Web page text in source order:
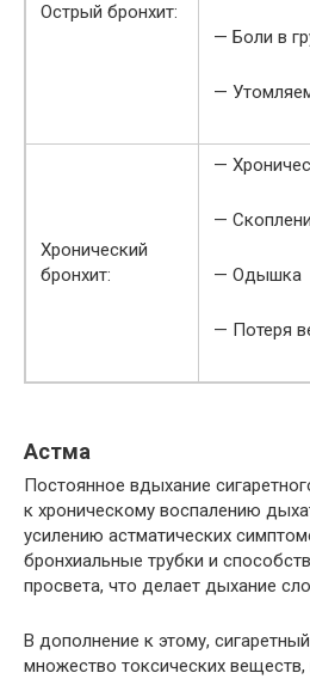
Острый бронхит:
— Боли в
—
Хронический
бронхит:
—
—
— Одышка
— Потеря
Астма
Постоянное вдыхание
к хроническому воспалению
усилению астматических
бронхиальные трубки и
просвета, что делает дыхание
В дополнение к этому,
множество токсических